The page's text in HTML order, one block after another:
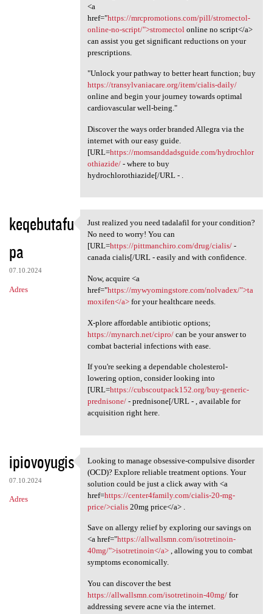
<a
href="https://mrcpromotions.com/pill/stromectol-
online-no-script/">stromectol online no script</a>
can assist you get significant reductions on your
prescriptions.
"Unlock your pathway to better heart function; buy
https://transylvaniacare.org/item/cialis-daily/
online and begin your journey towards optimal
cardiovascular well-being."
Discover the ways order branded Allegra via the
internet with our easy guide.
[URL=https://momsanddadsguide.com/hydrochlor
othiazide/- where to buy
hydrochlorothiazide[/URL - .
keqebutafu
pa
07.10.2024
Adres
Just realized you need
Just realized you need tadalafil for your condition?
No need to worry! You can
[URL=https://pittmanchiro.com/drug/cialis/-
canada cialis[/URL - easily and with confidence.
Now, acquire <a
href="https://mywyomingstore.com/nolvadex/">ta
moxifen</a>for your healthcare needs.
X-plore affordable antibiotic options;
https://mynarch.net/cipro/can be your answer to
combat bacterial infections with ease.
If you're seeking a dependable cholesterol-
lowering option, consider looking into
[URL=https://cubscoutpack152.org/buy-generic-
prednisone/- prednisone[/URL - , available for
acquisition right here.
ipiovoyugis
07.10.2024
Adres
Looking to manage obsessive
Looking to manage obsessive-compulsive disorder
(OCD)? Explore reliable treatment options. Your
solution could be just a click away with <a
href=https://center4family.com/cialis-20-mg-
price/>cialis20mg price</a> .
Save on allergy relief by exploring our savings on
<a href="https://allwallsmn.com/isotretinoin-
40mg/">isotretinoin</a>, allowing you to combat
symptoms economically.
You can discover the best
https://allwallsmn.com/isotretinoin-40mg/for
addressing severe acne via the internet.